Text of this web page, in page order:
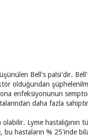
Bell's palsi'dir.
olduğundan
enfeksiyonunun
daha fazla
Lyme hastalığının
hastaların % 25'inde